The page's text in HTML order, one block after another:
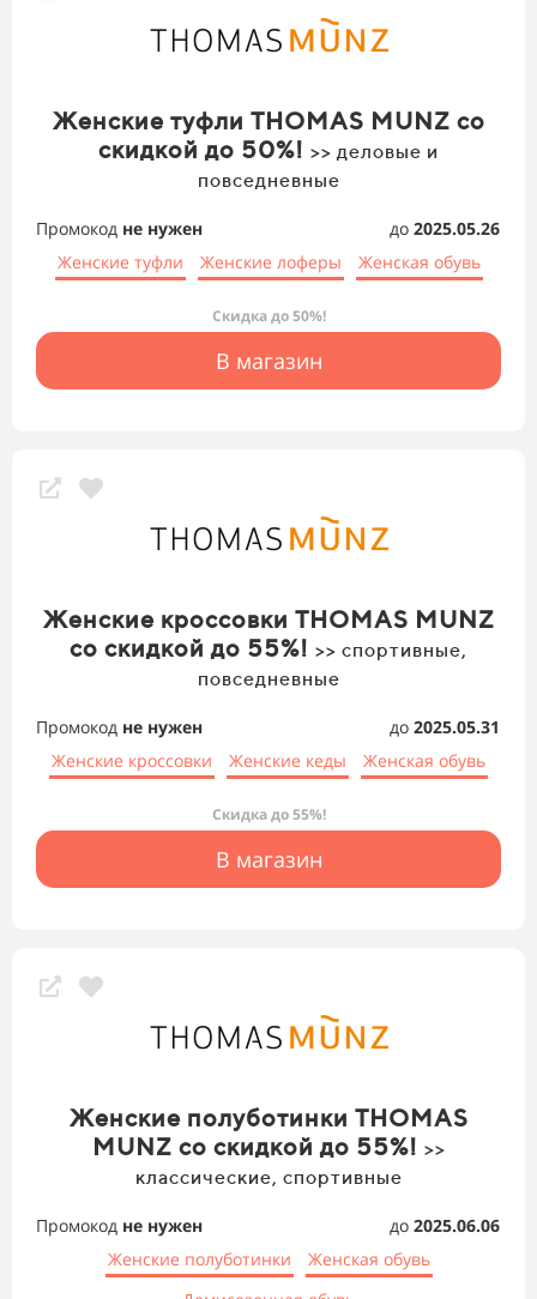
Женские туфли THOMAS MUNZ со
скидкой до 50%! >> деловые и
повседневные
Промокод не нужен до 2025.05.26
Женские туфли
Женские лоферы Женская обувь
Скидка до 50%!
В магазин
Женские кроссовки THOMAS MUNZ
со скидкой до 55%! >> спортивные,
повседневные
Промокод не нужен до 2025.05.31
Женские кроссовки
Женские кеды Женская обувь
Скидка до 55%!
В магазин
Женские полуботинки THOMAS
MUNZ со скидкой до 55%! >>
классические, спортивные
Промокод не нужен до 2025.06.06
Женские полуботинки
Женская обувь